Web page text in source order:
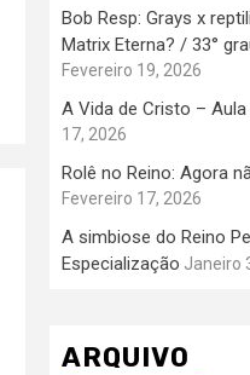
Bob Resp: Grays x
Matrix Eterna? / 33°
Fevereiro 19, 2026
A Vida de Cristo –
17, 2026
Rolê no Reino: Agora
Fevereiro 17, 2026
A simbiose do Reino
Especialização Janeiro
ARQUIVO